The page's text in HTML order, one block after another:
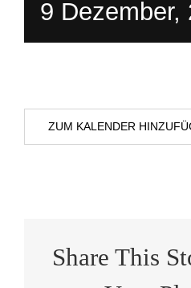
9 Dezember,
ZUM KALENDER
Share This